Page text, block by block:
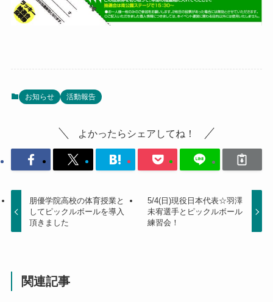
お知らせ 活動報告
よかったらシェアしてね！
朋優学院高校の体育授業と
してピックルボールを導入
頂きました
5/4(日)現役日本代表☆羽澤
未宥選手とピックルボール
練習会！
関連記事